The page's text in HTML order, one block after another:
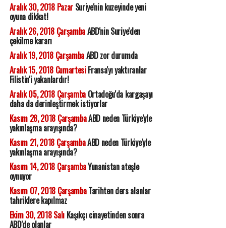
Aralık 30, 2018 PazarSuriye'nin kuzeyinde yeni
oyuna dikkat!
Aralık 26, 2018 ÇarşambaABD'nin Suriye'den
çekilme kararı
Aralık 19, 2018 ÇarşambaABD zor durumda
Aralık 15, 2018 CumartesiFransa'yı yaktıranlar
Filistin'i yakanlardır!
Aralık 05, 2018 ÇarşambaOrtadoğu'da kargaşayı
daha da derinleştirmek istiyorlar
Kasım 28, 2018 ÇarşambaABD neden Türkiye'yle
yakınlaşma arayışında?
Kasım 21, 2018 ÇarşambaABD neden Türkiye'yle
yakınlaşma arayışında?
Kasım 14, 2018 ÇarşambaYunanistan ateşle
oynuyor
Kasım 07, 2018 ÇarşambaTarihten ders alanlar
tahriklere kapılmaz
Ekim 30, 2018 SalıKaşıkçı cinayetinden sonra
ABD'de olanlar